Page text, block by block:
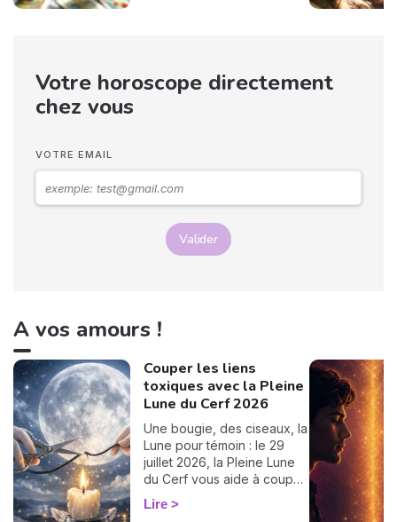
spéciale voyance amour.
Tirage de tarot amoureux,
Votre horoscope directement
chez vous
VOTRE EMAIL
Valider
A vos amours !
Couper les liens
toxiques avec la Pleine
Lune du Cerf 2026
Une bougie, des ciseaux, la
Lune pour témoin : le 29
juillet 2026, la Pleine Lune
du Cerf vous aide à couper
un lien toxique. Le rituel pas
à pas.
Lire